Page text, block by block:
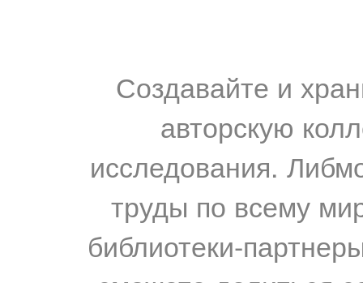
Создавайте и
авторскую
исследования.
труды по всему
библиотеки-